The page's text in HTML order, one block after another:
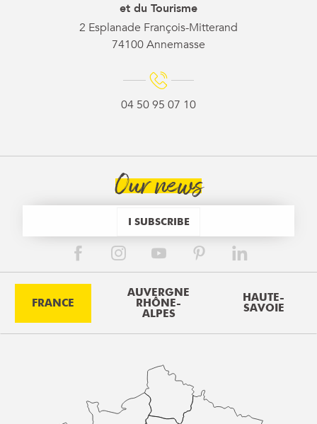
et du Tourisme
2 Esplanade François-Mitterand
74100 Annemasse
04 50 95 07 10
Our news
I SUBSCRIBE
FRANCE
AUVERGNE
RHÔNE-
ALPES
HAUTE-
SAVOIE